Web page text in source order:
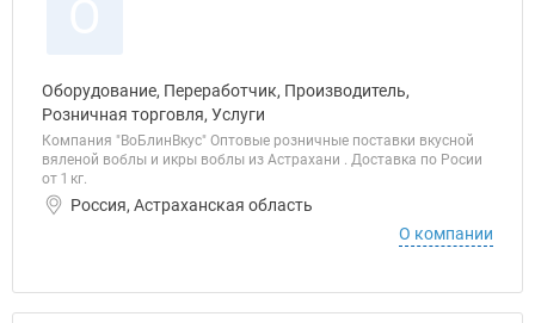
Оборудование, Переработчик, Производитель,
Розничная торговля, Услуги
Компания "ВоБлинВкус" Оптовые розничные поставки вкусной
вяленой воблы и икры воблы из Астрахани . Доставка по Росии
от 1 кг.
Россия, Астраханская область
О компании